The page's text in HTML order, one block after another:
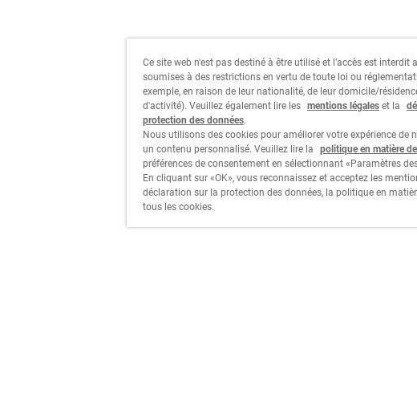
Ce site web n'est pas destiné à être utilisé et l’accès est interdit
soumises à des restrictions en vertu de toute loi ou
exemple, en raison de leur nationalité, de leur domicile/
d'activité). Veuillez également lire les mentions légales et la
protection des données.
Nous utilisons des cookies pour améliorer votre expérience de
un contenu personnalisé. Veuillez lire la
politique en matière
préférences de consentement en sélectionnant «Paramètres
En cliquant sur «OK», vous reconnaissez et acceptez les
déclaration sur la protection des données, la politique en
tous les cookies.